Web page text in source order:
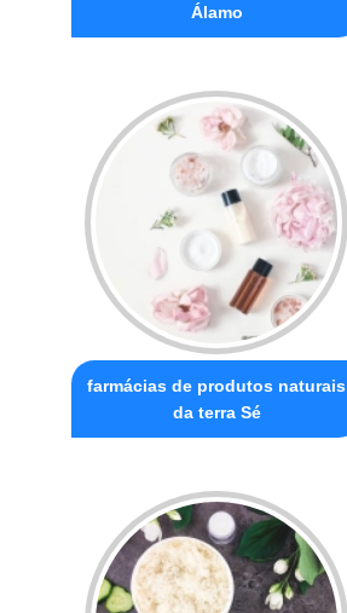
Álamo
farmácias de produtos naturais
da terra Sé